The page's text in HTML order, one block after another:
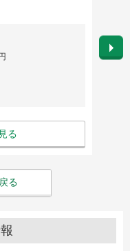
る
勤務
英語
給
る